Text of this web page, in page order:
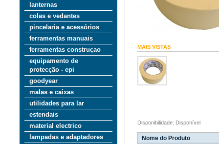
lanternas
colas e vedantes
pincelaria e acessórios
ferramentas manuais
ferramentas construçao
equipamento de
protecção - epi
goodyear
malas e caixas
utilidades para lar
estendais
material electrico
lampadas e adaptadores
MAIS VISTAS
Disponibilidade: Disponível
Nome do Produto